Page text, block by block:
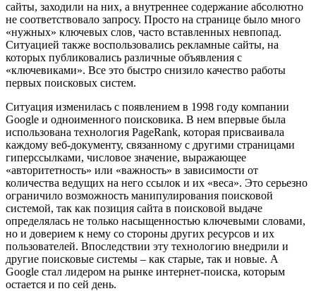
сайты, заходили на них, а внутреннее содержание абсолютно
не соответствовало запросу. Просто на странице было много
«нужных» ключевых слов, часто вставленных невпопад.
Ситуацией также воспользовались рекламные сайты, на
которых публиковались различные объявления с
«ключевиками». Все это быстро снизило качество работы
первых поисковых систем.
Ситуация изменилась с появлением в 1998 году компании
Google и одноименного поисковика. В нем впервые была
использована технология PageRank, которая присваивала
каждому веб-документу, связанному с другими страницами
гиперссылками, числовое значение, выражающее
«авторитетность» или «важность» в зависимости от
количества ведущих на него ссылок и их «веса». Это серьезно
ограничило возможность манипулирования поисковой
системой, так как позиция сайта в поисковой выдаче
определялась не только насыщенностью ключевыми словами,
но и доверием к нему со стороны других ресурсов и их
пользователей. Впоследствии эту технологию внедрили и
другие поисковые системы – как старые, так и новые. А
Google стал лидером на рынке интернет-поиска, которым
остается и по сей день.